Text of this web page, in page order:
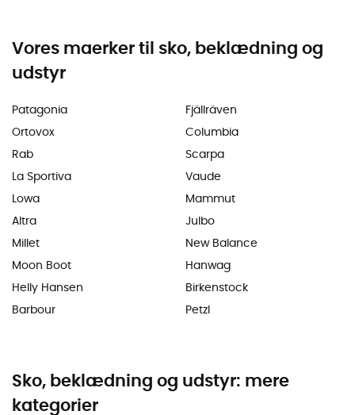
Vores maerker til sko, beklædning og
udstyr
Patagonia
Ortovox
Rab
La Sportiva
Lowa
Altra
Millet
Moon Boot
Helly Hansen
Barbour
Fjällräven
Columbia
Scarpa
Vaude
Mammut
Julbo
New Balance
Hanwag
Birkenstock
Petzl
Sko, beklædning og udstyr: mere
kategorier